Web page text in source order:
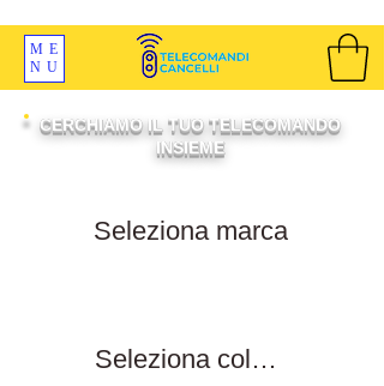
ME
NU
CERCHIAMO IL TUO TELECOMANDO
INSIEME